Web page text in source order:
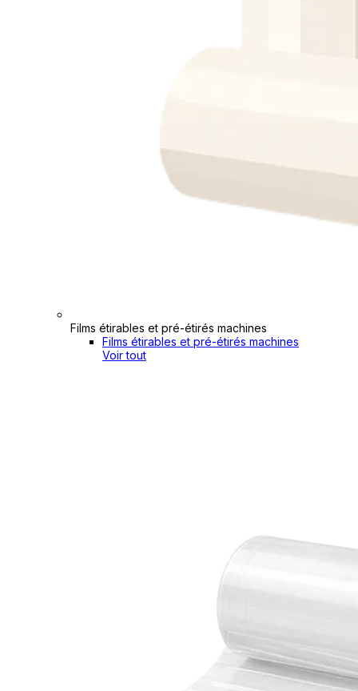
Films étirables et pré-étirés machines
Films étirables et pré-étirés machines
Voir tout